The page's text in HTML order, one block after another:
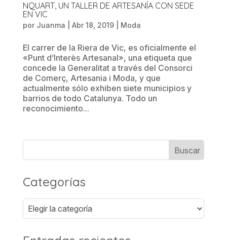
NQUART, UN TALLER DE ARTESANÍA CON SEDE
EN VIC
por Juanma Abr 18, 2019| Moda
El carrer de la Riera de Vic, es oficialmente el
«Punt d’Interès Artesanal», una etiqueta que
concede la Generalitat a través del Consorci
de Comerç, Artesania i Moda, y que
actualmente sólo exhiben siete municipios y
barrios de todo Catalunya. Todo un
reconocimiento...
Categorías
Categorías